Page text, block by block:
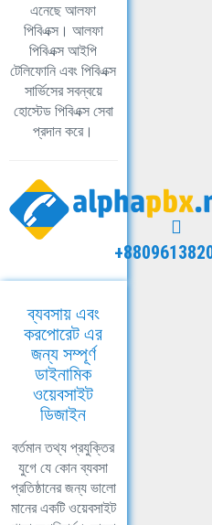
এনেছে আলফা
পিবিএক্স। আলফা
পিবিএক্স আইপি
টেলিফোনি এবং পিবিএক্স
সার্ভিসের সবন্বয়ে
হোস্টেড পিবিএক্স সেবা
প্রদান করে।
ব্যবসায় এবং
করপোরেট এর
জন্য সম্পূর্ণ
ডাইনামিক
ওয়েবসাইট
ডিজাইন
বর্তমান তথ্য প্রযুক্তির
যুগে যে কোন ব্যবসা
প্রতিষ্ঠানের জন্য ভালো
মানের একটি ওয়েবসাইট